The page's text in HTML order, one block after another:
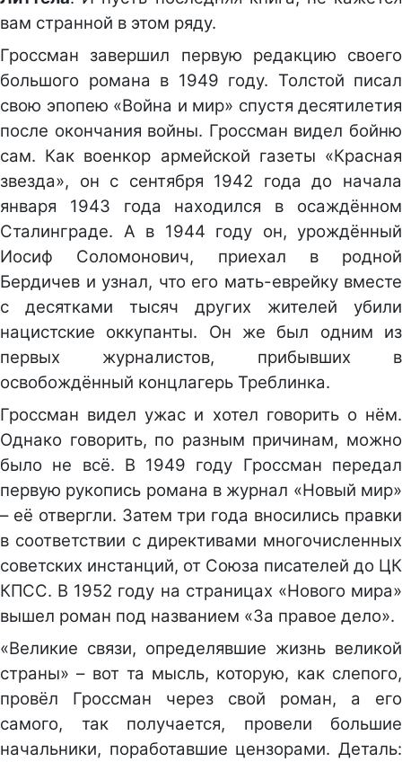
вам странной в этом ряду.
Гроссман завершил первую редакцию своего
большого романа в 1949 году. Толстой писал
свою эпопею «Война и мир» спустя десятилетия
после окончания войны. Гроссман видел бойню
сам. Как военкор армейской газеты «Красная
звезда», он с сентября 1942 года до начала
января 1943 года находился в осаждённом
Сталинграде. А в 1944 году он, урождённый
Иосиф Соломонович, приехал в родной
Бердичев и узнал, что его мать-еврейку вместе
с десятками тысяч других жителей убили
нацистские оккупанты. Он же был одним из
первых журналистов, прибывших в
освобождённый концлагерь Треблинка.
Гроссман видел ужас и хотел говорить о нём.
Однако говорить, по разным причинам, можно
было не всё. В 1949 году Гроссман передал
первую рукопись романа в журнал «Новый мир»
– её отвергли. Затем три года вносились правки
в соответствии с директивами многочисленных
советских инстанций, от Союза писателей до ЦК
КПСС. В 1952 году на страницах «Нового мира»
вышел роман под названием «За правое дело».
«Великие связи, определявшие жизнь великой
страны» – вот та мысль, которую, как слепого,
провёл Гроссман через свой роман, а его
самого, так получается, провели большие
начальники, поработавшие цензорами. Деталь: